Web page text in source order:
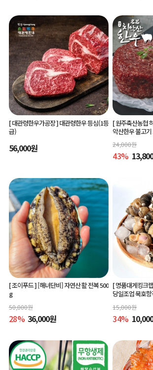
[ 대관령한우가공장 ]대관령한우 등심(1등
급)
56,000원
[ 원주축산농협
악산한우 불고
24,000원
43% 13,800
[ 조이푸드 ][해녀단비] 자연산 활 전복 500
g
50,000원
28% 36,000원
[ 명품대게킹크
당일조업 묵호
15,000원
34% 10,000